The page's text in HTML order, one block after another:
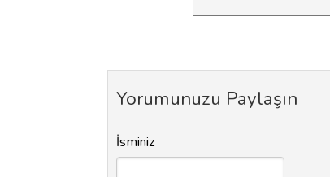
Yorumunuzu Paylaşın
İsminiz